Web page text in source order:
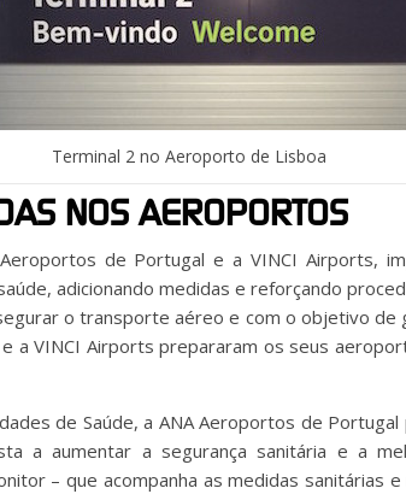
Terminal 2 no Aeroporto de Lisboa
NOS AEROPORTOS
de Portugal e a VINCI Airports,
adicionando medidas e reforçando
o transporte aéreo e com o objetivo de
a VINCI Airports prepararam os seus
de Saúde, a ANA Aeroportos de
a aumentar a segurança sanitária e a
– que acompanha as medidas sanitárias